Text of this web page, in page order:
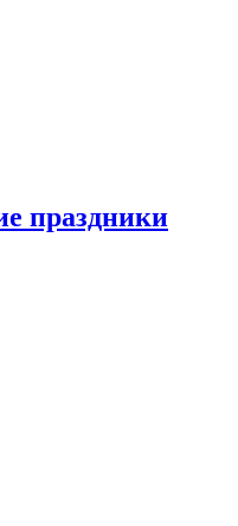
праздники